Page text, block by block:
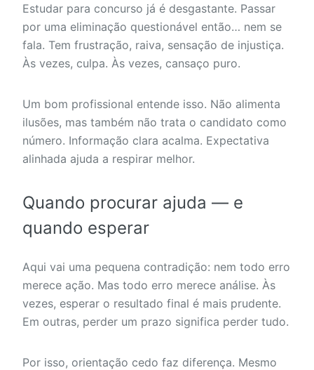
Estudar para concurso já é desgastante. Passar
por uma eliminação questionável então… nem se
fala. Tem frustração, raiva, sensação de injustiça.
Às vezes, culpa. Às vezes, cansaço puro.
Um bom profissional entende isso. Não alimenta
ilusões, mas também não trata o candidato como
número. Informação clara acalma. Expectativa
alinhada ajuda a respirar melhor.
Quando procurar ajuda — e
quando esperar
Aqui vai uma pequena contradição: nem todo erro
merece ação. Mas todo erro merece análise. Às
vezes, esperar o resultado final é mais prudente.
Em outras, perder um prazo significa perder tudo.
Por isso, orientação cedo faz diferença. Mesmo